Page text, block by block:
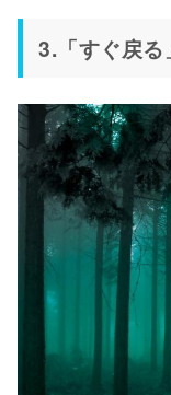
3.「すぐ戻